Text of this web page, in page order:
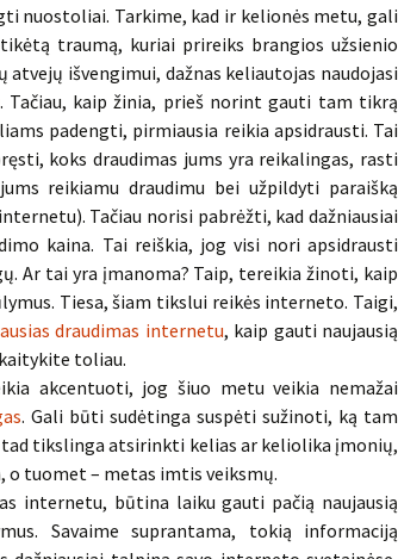
nuostoliai. Tarkime, kad ir kelionės metu, gali
traumą, kuriai prireiks brangios užsienio
išvengimui, dažnas keliautojas naudojasi
. Tačiau, kaip žinia, prieš norint gauti tam tikrą
padengti, pirmiausia reikia apsidrausti. Tai
koks draudimas jums yra reikalingas, rasti
reikiamu draudimu bei užpildyti paraišką
Tačiau norisi pabrėžti, kad dažniausiai
kaina. Tai reiškia, jog visi nori apsidrausti
Ar tai yra įmanoma? Taip, tereikia žinoti, kaip
Tiesa, šiam tikslui reikės interneto. Taigi,
draudimas internetu, kaip gauti naujausią
toliau.
akcentuoti, jog šiuo metu veikia nemažai
. Gali būti sudėtinga suspėti sužinoti, ką tam
tikslinga atsirinkti kelias ar keliolika įmonių,
o tuomet – metas imtis veiksmų.
internetu, būtina laiku gauti pačią naujausią
Savaime suprantama, tokią informaciją